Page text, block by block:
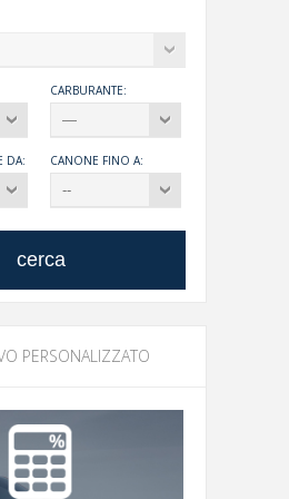
CARBURANTE:
DA: CANONE FINO A:
PERSONALIZZATO